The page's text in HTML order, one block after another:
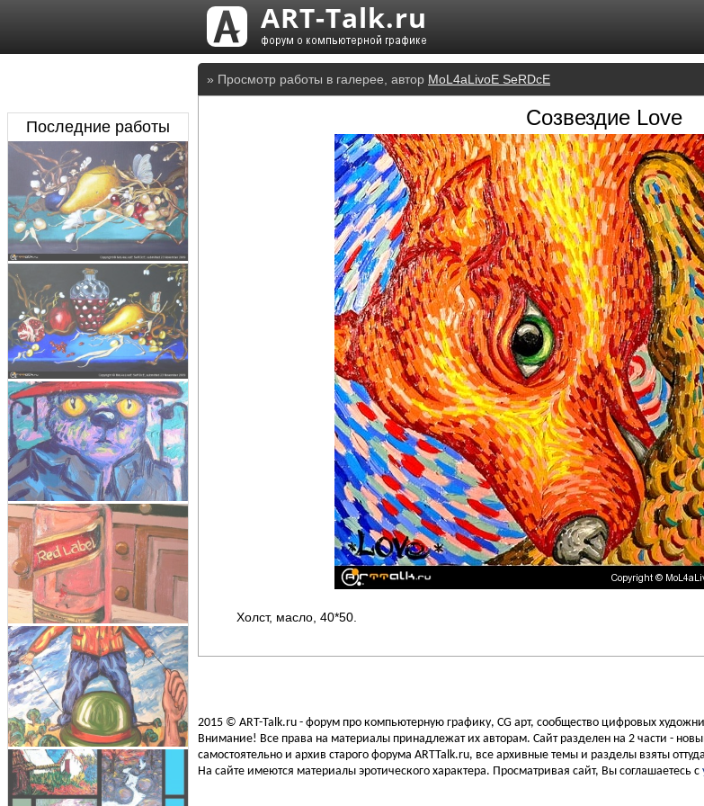
» Просмотр работы в галерее, автор MoL4aLivoE SeRDcE
Созвездие Love
Холст, масло, 40*50.
Последние работы
2015 © ART-Talk.ru - форум про компьютерную графику, CG арт, сообщество цифровых
Внимание! Все права на материалы принадлежат их авторам. Сайт разделен на 2 части -
самостоятельно и архив старого форума ARTTalk.ru, все архивные темы и разделы взяты
На сайте имеются материалы эротического характера. Просматривая сайт, Вы соглашаетесь с